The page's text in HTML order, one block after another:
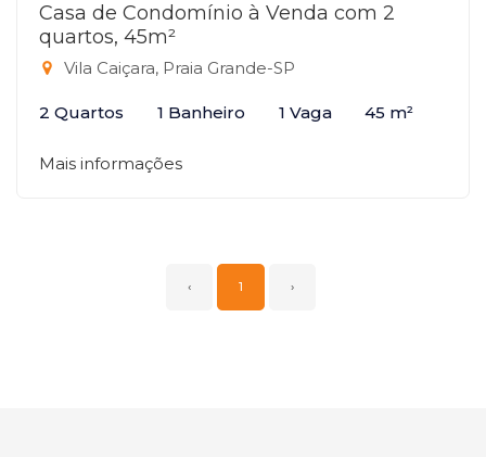
Casa de Condomínio à Venda com 2
quartos, 45m²
Vila Caiçara, Praia Grande-SP
2 Quartos 1 Banheiro 1 Vaga 45 m²
Mais informações
‹ 1 ›